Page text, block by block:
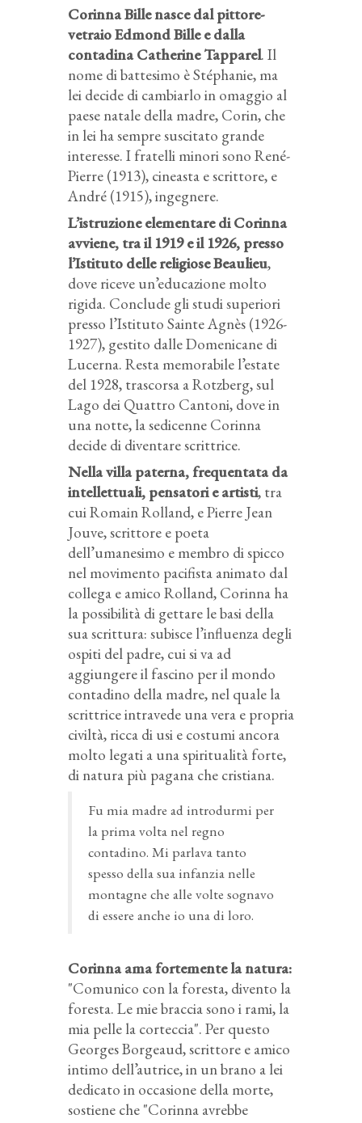
Corinna Bille nasce dal pittore-
vetraio Edmond Bille e dalla
contadina Catherine Tapparel. Il
nome di battesimo è Stéphanie, ma
lei decide di cambiarlo in omaggio al
paese natale della madre, Corin, che
in lei ha sempre suscitato grande
interesse. I fratelli minori sono René-
Pierre (1913), cineasta e scrittore, e
André (1915), ingegnere.
L’istruzione elementare di Corinna
avviene, tra il 1919 e il 1926, presso
l’Istituto delle religiose Beaulieu,
dove riceve un’educazione molto
rigida. Conclude gli studi superiori
presso l’Istituto Sainte Agnès (1926-
1927), gestito dalle Domenicane di
Lucerna. Resta memorabile l’estate
del 1928, trascorsa a Rotzberg, sul
Lago dei Quattro Cantoni, dove in
una notte, la sedicenne Corinna
decide di diventare scrittrice.
Nella villa paterna, frequentata da
intellettuali, pensatori e artisti, tra
cui Romain Rolland, e Pierre Jean
Jouve, scrittore e poeta
dell’umanesimo e membro di spicco
nel movimento pacifista animato dal
collega e amico Rolland, Corinna ha
la possibilità di gettare le basi della
sua scrittura: subisce l’influenza degli
ospiti del padre, cui si va ad
aggiungere il fascino per il mondo
contadino della madre, nel quale la
scrittrice intravede una vera e propria
civiltà, ricca di usi e costumi ancora
molto legati a una spiritualità forte,
di natura più pagana che cristiana.
Fu mia madre ad introdurmi per
la prima volta nel regno
contadino. Mi parlava tanto
spesso della sua infanzia nelle
montagne che alle volte sognavo
di essere anche io una di loro.
Corinna ama fortemente la natura:
"Comunico con la foresta, divento la
foresta. Le mie braccia sono i rami, la
mia pelle la corteccia". Per questo
Georges Borgeaud, scrittore e amico
intimo dell’autrice, in un brano a lei
dedicato in occasione della morte,
sostiene che "Corinna avrebbe